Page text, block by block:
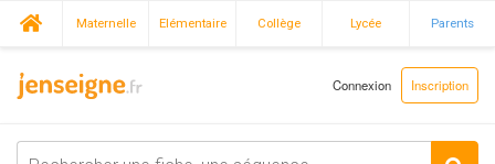
Maternelle Elémentaire Collège Lycée Parents
Connexion Inscription